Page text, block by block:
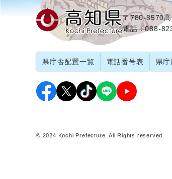
〒780-8570
電話：088-
県庁舎配置一覧 電話番号表 県
© 2024 Kochi Prefecture. All Rights reserved.